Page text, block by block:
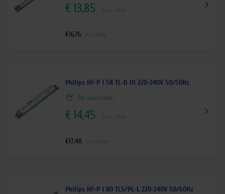
€13,85
€16,76
Philips HF-P 1 58 TL-D III 220-240V 50/50Hz
Op voorraad
€14,45
€17,48
Philips HF-P 1 80 TL5/PL-L 220-240V 50/60Hz